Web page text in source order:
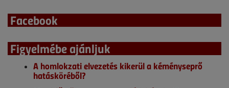
Facebook
Figyelmébe ajánljuk
A homlokzati elvezetés kikerül a kéményseprő
hatásköréből?